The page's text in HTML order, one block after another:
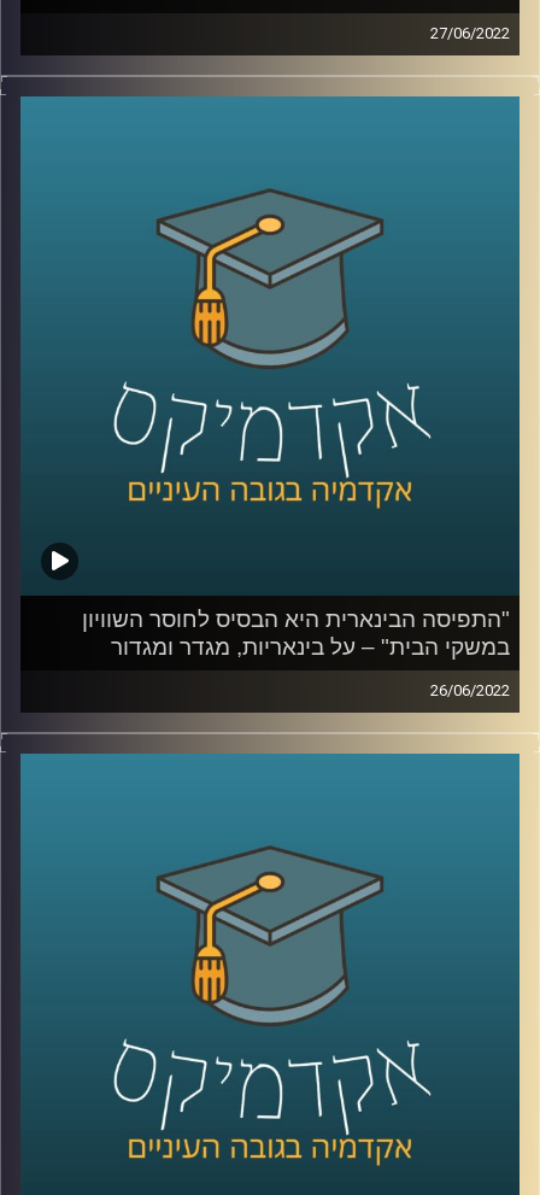
27/06/2022
בשבוע שעבר ראש הממשלה נפתלי בנט הודיע על התפזרות
הקדמת הבחירות. הדבר נעשה, על פי הצהרתו, במטרה למנוע
בתכנית הזאת של אקדמיקס התארחה פרופ' רבקה ווייל מרצה
וחוקרת של משפט ציבורי וחוקתי, לדבר על יחסי הכוחות בין
הממשלה לכנסת. נושא שבשנים האחרונות לא ירד מהכותרות
ובשבוע האחרון הפך רלוונטי מתמיד.
קרדיט תמונות:AudioVersity
"התפיסה הבינארית היא הבסיס לחוסר השוויון
במשקי הבית" – על בינאריות, מגדר ומגדור
26/06/2022
בשנים האחרונות חודש יוני מצויין ברחבי הארץ כ"חודש
הגאווה" והשיח על מגדר ובפרט על התאמה מגדרית עולה
ויחסים בין קבוצות בבית הספר לפסיכולוגיה כאן באוניברסיטת
רייכמן, לדבר על מגדר, על החשיבות של תפיסה א-בינארית ומה
ההשפעות שלה על כולנו.
קרדיט תמונות:AudioVersity